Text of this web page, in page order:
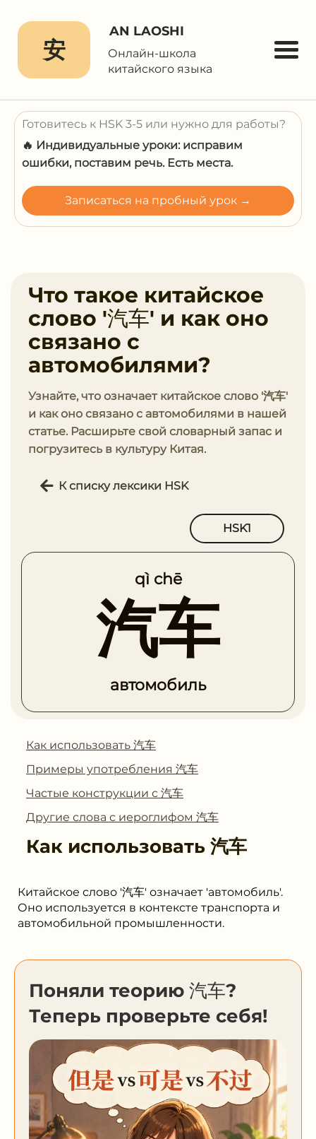
安
AN LAOSHI
Онлайн-школа
китайского языка
Готовитесь к HSK 3-5 или нужно для работы?
🔥 Индивидуальные уроки: исправим
ошибки, поставим речь. Есть места.
Записаться на пробный урок →
Что такое китайское
слово '汽车' и как оно
связано с
автомобилями?
Узнайте, что означает китайское слово '汽车'
и как оно связано с автомобилями в нашей
статье. Расширьте свой словарный запас и
погрузитесь в культуру Китая.
К списку лексики HSK
HSK1
qì chē
汽车
автомобиль
Как использовать 汽车
Примеры употребления 汽车
Частые конструкции с 汽车
Другие слова с иероглифом 汽车
Как использовать 汽车
Китайское слово '汽车' означает 'автомобиль'.
Оно используется в контексте транспорта и
автомобильной промышленности.
Поняли теорию 汽车?
Теперь проверьте себя!